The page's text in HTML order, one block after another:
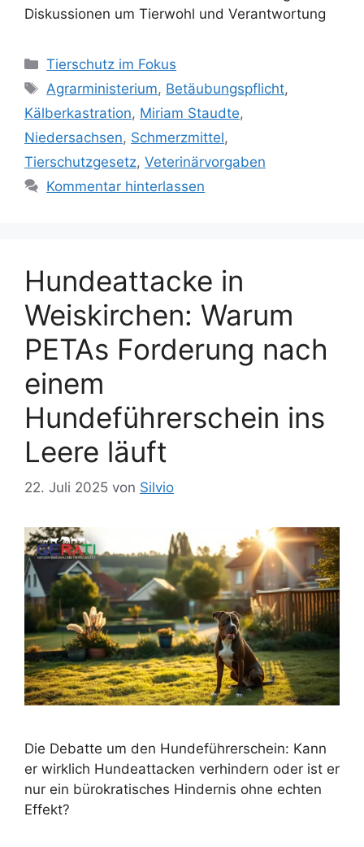
Diskussionen um Tierwohl und Verantwortung
K
a
e
g
o
r
Tierschutz im Fokus
S
c
l
a
g
e
r
Agrarministerium, Betäubungspflicht,
Kälberkastration, Miriam Staudte,
Niedersachsen, Schmerzmittel,
Tierschutzgesetz, Veterinärvorgaben
Kommentar hinterlassen
Hundeattacke in
Weiskirchen: Warum
PETAs Forderung nach
einem
Hundeführerschein ins
Leere läuft
22. Juli 2025 von Silvio
Die Debatte um den Hundeführerschein: Kann
er wirklich Hundeattacken verhindern oder ist er
nur ein bürokratisches Hindernis ohne echten
Effekt?